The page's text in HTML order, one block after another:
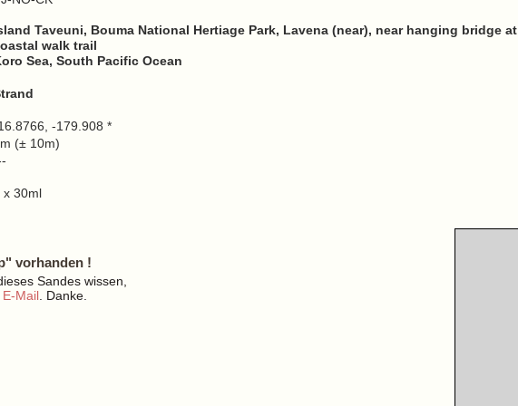
Taveuni, Bouma National Hertiage Park, Lavena (near), near hanging bridge at
walk trail
Sea, South Pacific Ocean
-179.908 *
(± 10m)
x 30ml
vorhanden !
Sandes wissen,
E-Mail . Danke.